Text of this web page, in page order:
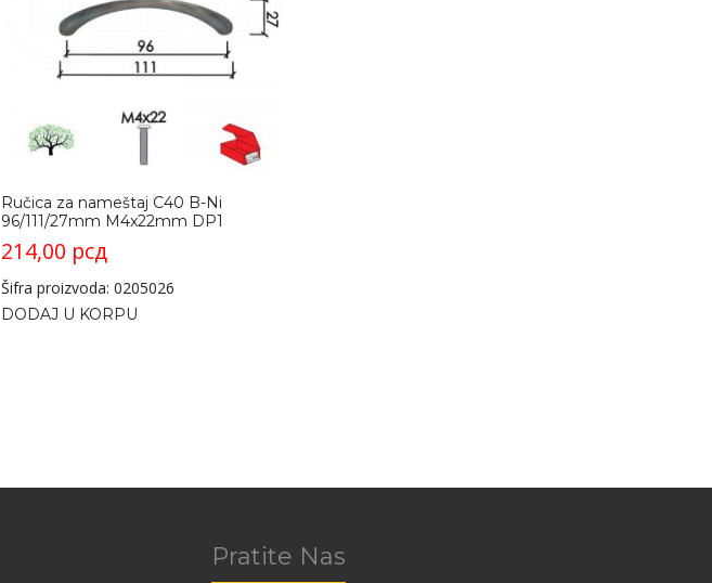
Ručica za nameštaj C40 B-Ni
96/111/27mm M4x22mm DP1
214,00 рсд
Šifra proizvoda: 0205026
DODAJ U KORPU
Pratite Nas